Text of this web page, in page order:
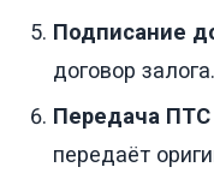
Подписание
договор залога.
Передача
передаёт